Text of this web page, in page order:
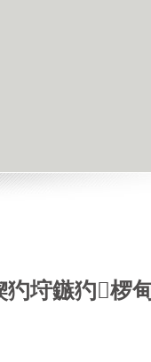
垨鏃犳椤